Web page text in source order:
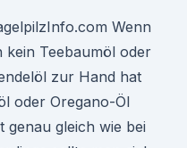
Wenn
kein Teebaumöl oder
zur Hand hat
oder Oregano-Öl
genau gleich wie bei